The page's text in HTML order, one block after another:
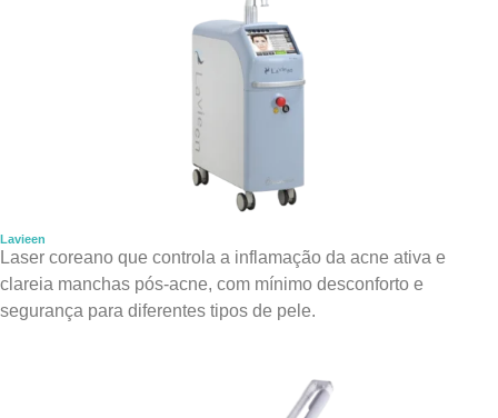
Lavieen
Laser coreano que controla a inflamação da acne ativa e
clareia manchas pós-acne, com mínimo desconforto e
segurança para diferentes tipos de pele.